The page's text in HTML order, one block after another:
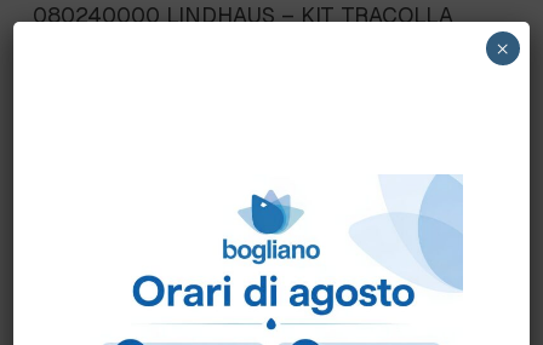
080240000 LINDHAUS – KIT TRACOLLA
Come ordinare?
Puoi ordinare chiamando al 0172 478161oppure
scrivendo una mail a info@bogliano.it.
Per ogni informazione siamo a disposizione.
×